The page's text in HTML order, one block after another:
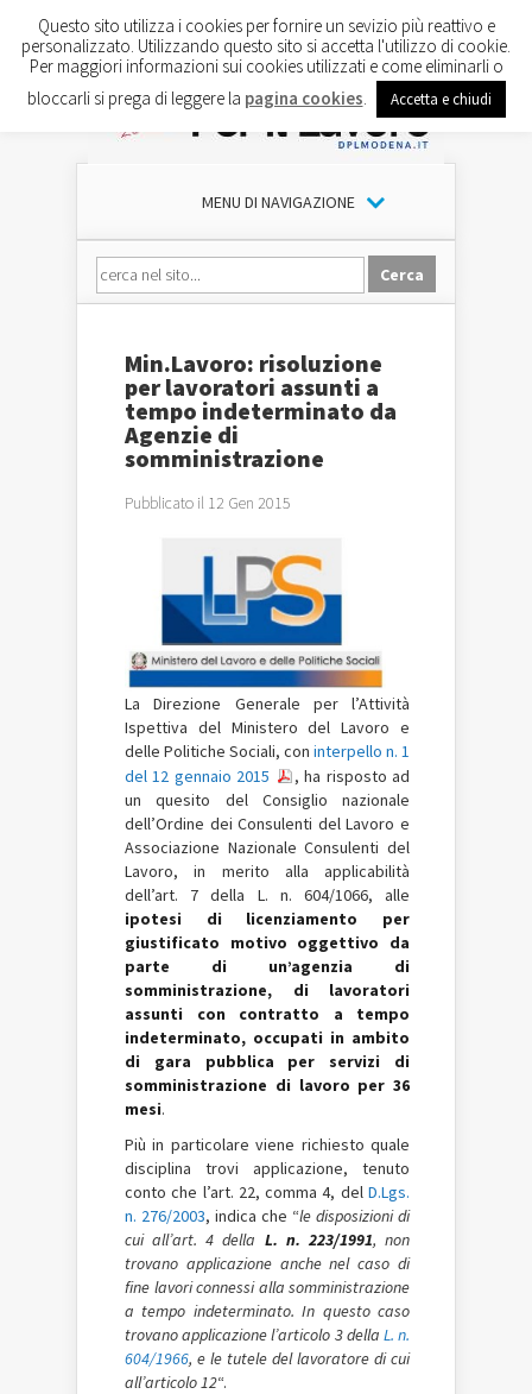
MENU DI NAVIGAZIONE
Min.Lavoro: risoluzione
per lavoratori assunti a
tempo indeterminato da
Agenzie di
somministrazione
Pubblicato il 12 Gen 2015
La Direzione Generale per l’Attività
Ispettiva del Ministero del Lavoro e
delle Politiche Sociali, con interpello n. 1
del 12 gennaio 2015
, ha risposto ad
un quesito del Consiglio nazionale
dell’Ordine dei Consulenti del Lavoro e
Associazione Nazionale Consulenti del
Lavoro, in merito alla applicabilità
dell’art. 7 della L. n. 604/1066, alle
ipotesi di licenziamento per
giustificato motivo oggettivo da
parte di un’agenzia di
somministrazione, di lavoratori
assunti con contratto a tempo
indeterminato, occupati in ambito
di gara pubblica per servizi di
somministrazione di lavoro per 36
mesi.
Più in particolare viene richiesto quale
disciplina trovi applicazione, tenuto
conto che l’art. 22, comma 4, del D.Lgs.
n. 276/2003, indica che “le disposizioni di
cui all’art. 4 della L. n. 223/1991, non
trovano applicazione anche nel caso di
fine lavori connessi alla somministrazione
a tempo indeterminato. In questo caso
trovano applicazione l’articolo 3 della L. n.
604/1966, e le tutele del lavoratore di cui
all’articolo 12“.
Questo sito utilizza i cookies per fornire un sevizio più reattivo e
personalizzato. Utilizzando questo sito si accetta l'utilizzo di cookie.
Per maggiori informazioni sui cookies utilizzati e come eliminarli o
bloccarli si prega di leggere la pagina cookies Accetta e chiudi